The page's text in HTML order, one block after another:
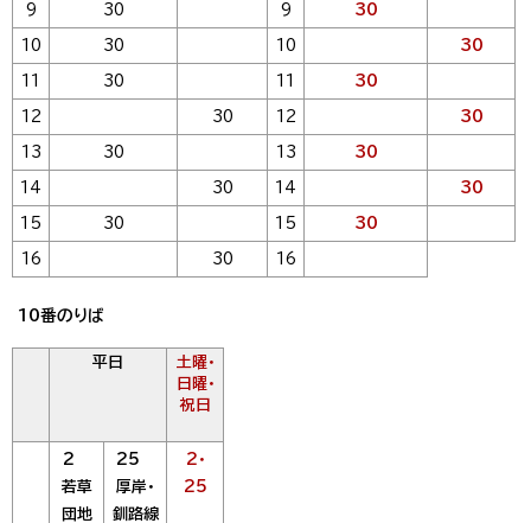
9 30 9 30
10 30 10 30
11 30 11 30
12 30 12 30
13 30 13 30
14 30 14 30
15 30 15 30
16 30 16
10番のりば
平日
土曜・
日曜・
祝日
2
若草
団地
25
厚岸・
釧路線
2・
25